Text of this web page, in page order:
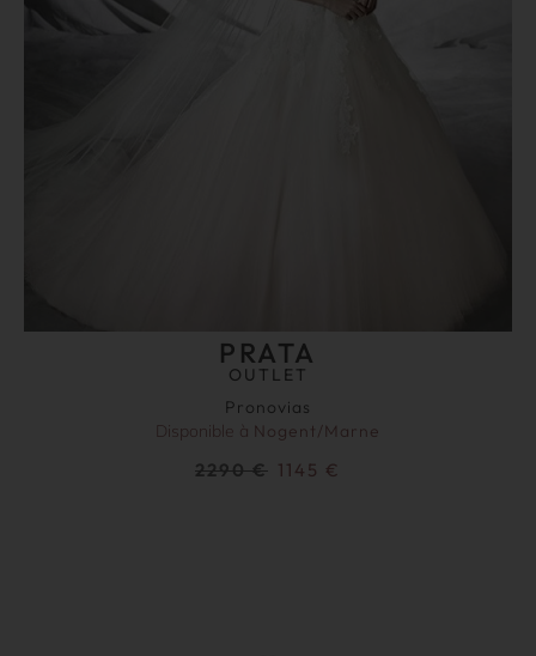
PRATA
OUTLET
Pronovias
Disponible à Nogent/Marne
2290€ 1145 €